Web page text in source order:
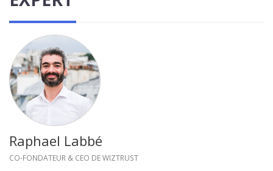
Raphael Labbé
CO-FONDATEUR & CEO DE WIZTRUST